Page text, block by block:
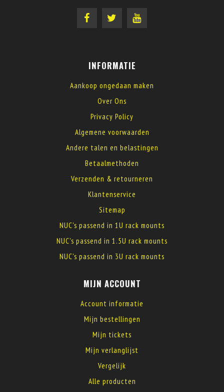
INFORMATIE
Aankoop ongedaan maken
Over Ons
Privacy Policy
Algemene voorwaarden
Andere talen en belastingen
Betaalmethoden
Verzenden & retourneren
Klantenservice
Sitemap
NUC's passend in 1U rack mounts
NUC's passend in 1.5U rack mounts
NUC's passend in 3U rack mounts
MIJN ACCOUNT
Account informatie
Mijn bestellingen
Mijn tickets
Mijn verlanglijst
Vergelijk
Alle producten